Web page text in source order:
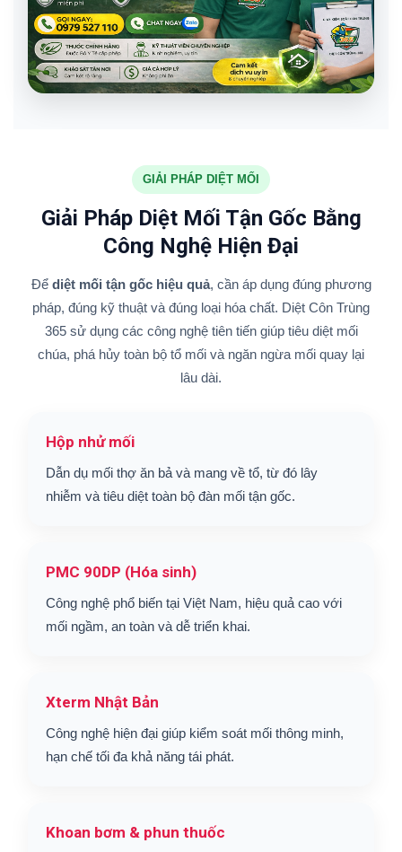
GIẢI PHÁP DIỆT MỐI
Giải Pháp Diệt Mối Tận Gốc Bằng
Công Nghệ Hiện Đại
Để diệt mối tận gốc hiệu quả, cần áp dụng đúng phương
pháp, đúng kỹ thuật và đúng loại hóa chất. Diệt Côn Trùng
365 sử dụng các công nghệ tiên tiến giúp tiêu diệt mối
chúa, phá hủy toàn bộ tổ mối và ngăn ngừa mối quay lại
lâu dài.
Hộp nhử mối
Dẫn dụ mối thợ ăn bả và mang về tổ, từ đó lây
nhiễm và tiêu diệt toàn bộ đàn mối tận gốc.
PMC 90DP (Hóa sinh)
Công nghệ phổ biến tại Việt Nam, hiệu quả cao với
mối ngầm, an toàn và dễ triển khai.
Xterm Nhật Bản
Công nghệ hiện đại giúp kiểm soát mối thông minh,
hạn chế tối đa khả năng tái phát.
Khoan bơm & phun thuốc